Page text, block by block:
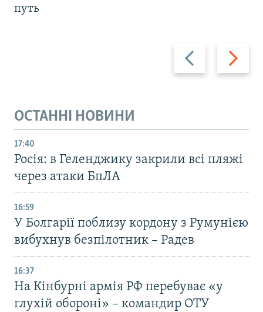
Назад Вперед
путь
ОСТАННІ НОВИНИ
17:40
Росія: в Геленджику закрили всі пляжі
через атаки БпЛА
16:59
У Болгарії поблизу кордону з Румунією
вибухнув безпілотник – Радев
16:37
На Кінбурні армія РФ перебуває «у
глухій обороні» – командир ОТУ